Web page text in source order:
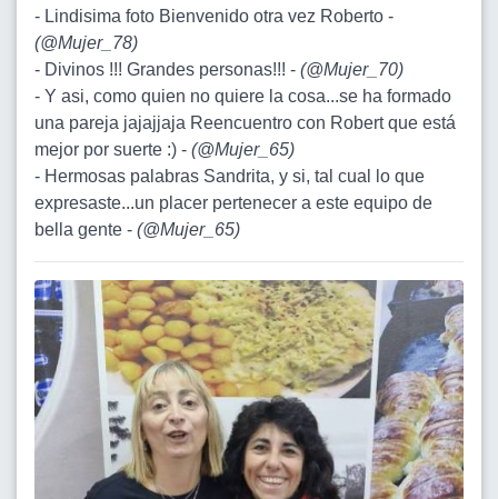
- Lindisima foto Bienvenido otra vez Roberto -
(@Mujer_78)
- Divinos !!! Grandes personas!!! - (@Mujer_70)
- Y asi, como quien no quiere la cosa...se ha formado
una pareja jajajjaja Reencuentro con Robert que está
mejor por suerte :) - (@Mujer_65)
- Hermosas palabras Sandrita, y si, tal cual lo que
expresaste...un placer pertenecer a este equipo de
bella gente - (@Mujer_65)